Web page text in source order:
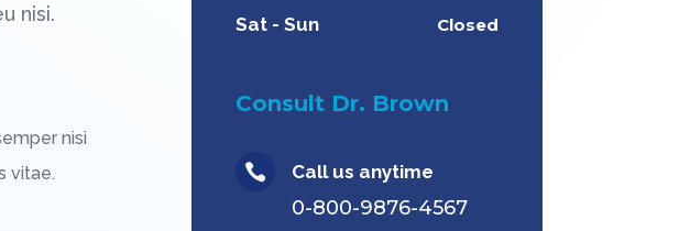
nisi.
nisi
vitae.
Sat - Sun Closed
Consult Dr. Brown
 Call us anytime
0-800-9876-4567